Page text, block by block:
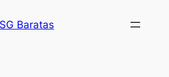
Baratas